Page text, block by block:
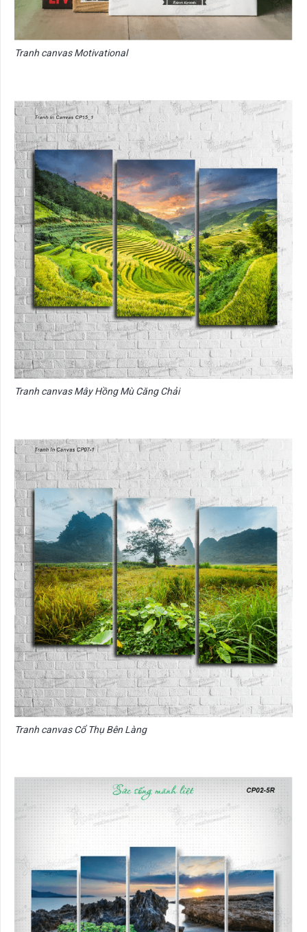
Tranh canvas Motivational
Tranh canvas Mây Hồng Mù Căng Chải
Tranh canvas Cổ Thụ Bên Làng